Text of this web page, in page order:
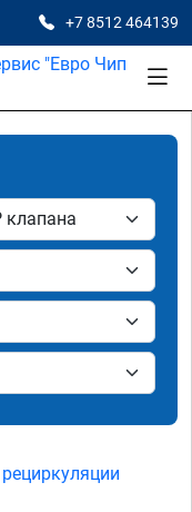
+7 8512 464139